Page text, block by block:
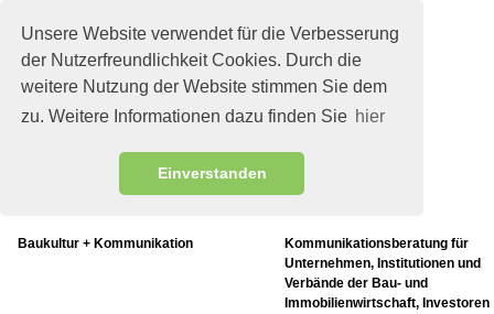
Unsere Website verwendet für die Verbesserung
der Nutzerfreundlichkeit Cookies. Durch die
weitere Nutzung der Website stimmen Sie dem
zu. Weitere Informationen dazu finden Sie hier
Einverstanden
Baukultur + Kommunikation
Kommunikationsberatung für
Unternehmen, Institutionen und
Verbände der Bau- und
Immobilienwirtschaft, Investoren